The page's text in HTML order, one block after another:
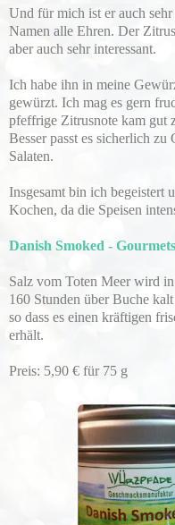
Und für mich ist er auch
Namen alle Ehren. Der
aber auch sehr interessant.
Ich habe ihn in meine
gewürzt. Ich mag es gern
pfeffrige Zitrusnote kam gut
Besser passt es sicherlich
Salaten.
Insgesamt bin ich begeistert
Kochen, da die Speisen
Danish Smoked -
Salz vom Toten Meer wird
160 Stunden über Buche
so dass es einen kräftigen
erhält.
Preis: 5,90 € für 75 g